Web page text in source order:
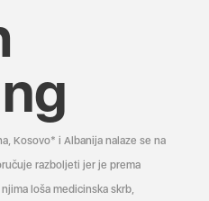
Kosovo* i Albanija nalaze se na
razboljeti jer je prema
loša medicinska skrb,